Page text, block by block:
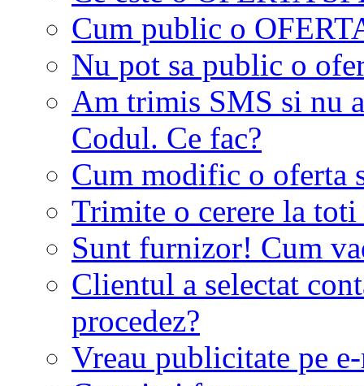
Cum public o
Nu pot sa public o
Am trimis SMS si nu
Codul. Ce fac?
Cum modific o oferta
Trimite o cerere la
Sunt furnizor! Cum
Clientul a selectat
procedez?
Vreau publicitate pe